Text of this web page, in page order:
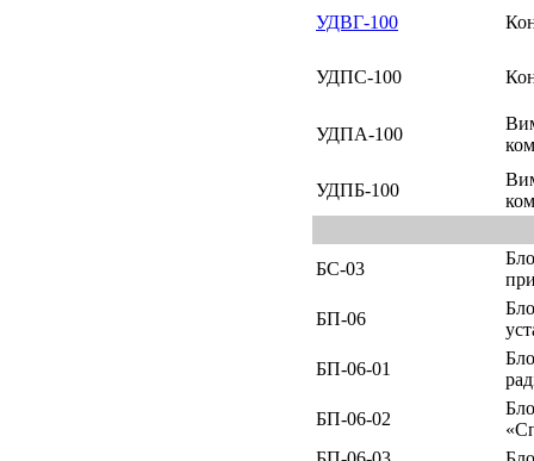
УДВГ-100
УДПС-100
УДПА-100
УДПБ-100
БС-03
БП-06
БП-06-01
БП-06-02